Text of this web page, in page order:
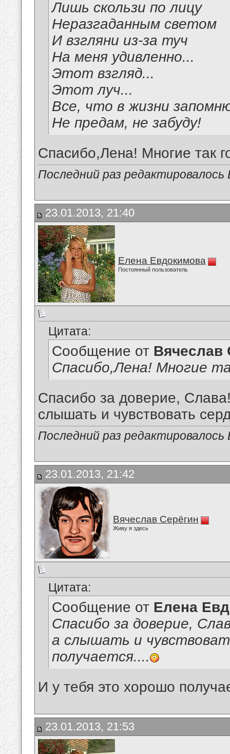
Лишь скользи по лицу
Неразгаданным светом
И взгляни из-за туч
На меня удивленно...
Этот взгляд...
Этот луч...
Все, что в жизни
Не предам, не забуду!
Спасибо,Лена! Многие так
Последний раз
23.01.2013, 21:40
Елена Евдокимова
Постоянный пользователь
Цитата:
Сообщение от Вячеслав
Спасибо,Лена! Многие
Спасибо за доверие,
слышать и чувствовать
Последний раз
23.01.2013, 21:42
Вячеслав Серёгин
Живу я здесь
Цитата:
Сообщение от Елена
Спасибо за доверие,
а слышать и
получается....
И у тебя это хорошо
23.01.2013, 21:53